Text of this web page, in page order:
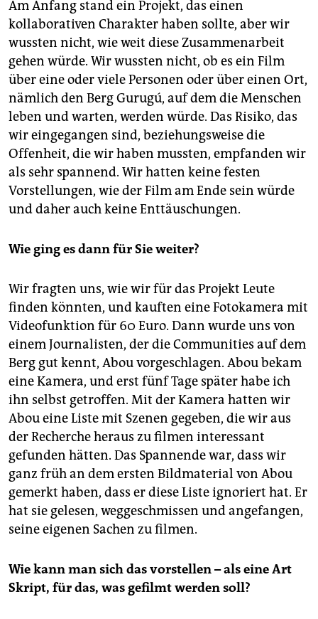
Am Anfang stand ein Projekt, das einen
kollaborativen Charakter haben sollte, aber wir
wussten nicht, wie weit diese Zusammenarbeit
gehen würde. Wir wussten nicht, ob es ein Film
über eine oder viele Personen oder über einen Ort,
nämlich den Berg Gurugú, auf dem die Menschen
leben und warten, werden würde. Das Risiko, das
wir eingegangen sind, beziehungsweise die
Offenheit, die wir haben mussten, empfanden wir
als sehr spannend. Wir hatten keine festen
Vorstellungen, wie der Film am Ende sein würde
und daher auch keine Enttäuschungen.
Wie ging es dann für Sie weiter?
Wir fragten uns, wie wir für das Projekt Leute
finden könnten, und kauften eine Fotokamera mit
Videofunktion für 60 Euro. Dann wurde uns von
einem Journalisten, der die Communities auf dem
Berg gut kennt, Abou vorgeschlagen. Abou bekam
eine Kamera, und erst fünf Tage später habe ich
ihn selbst getroffen. Mit der Kamera hatten wir
Abou eine Liste mit Szenen gegeben, die wir aus
der Recherche heraus zu filmen interessant
gefunden hätten. Das Spannende war, dass wir
ganz früh an dem ersten Bildmaterial von Abou
gemerkt haben, dass er diese Liste ignoriert hat. Er
hat sie gelesen, weggeschmissen und angefangen,
seine eigenen Sachen zu filmen.
Wie kann man sich das vorstellen – als eine Art
Skript, für das, was gefilmt werden soll?